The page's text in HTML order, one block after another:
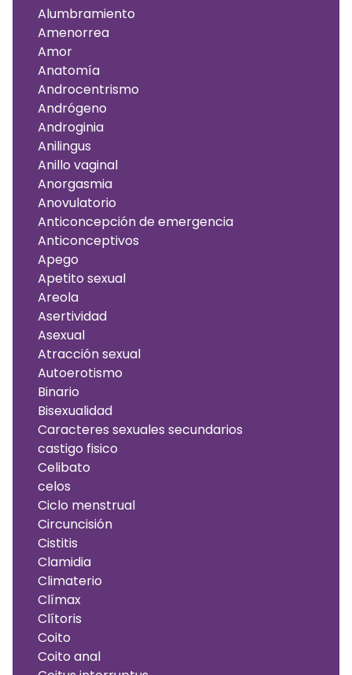
Alumbramiento
Amenorrea
Amor
Anatomía
Androcentrismo
Andrógeno
Androginia
Anilingus
Anillo vaginal
Anorgasmia
Anovulatorio
Anticoncepción de emergencia
Anticonceptivos
Apego
Apetito sexual
Areola
Asertividad
Asexual
Atracción sexual
Autoerotismo
Binario
Bisexualidad
Caracteres sexuales secundarios
castigo fisico
Celibato
celos
Ciclo menstrual
Circuncisión
Cistitis
Clamidia
Climaterio
Clímax
Clítoris
Coito
Coito anal